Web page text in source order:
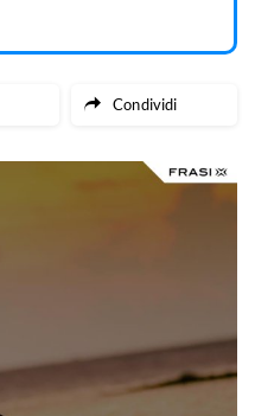
Condividi